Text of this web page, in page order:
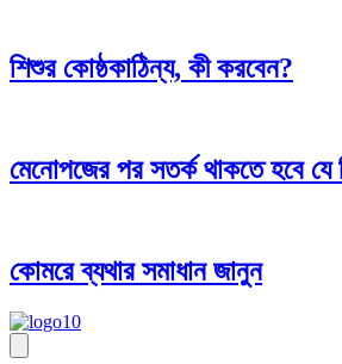
শিশুর কোষ্ঠকাঠিন্য, কী করবেন?
মেনোপজের পর সতর্ক থাকতে হবে যে
কোমরে ব্যথার সমাধান জানুন